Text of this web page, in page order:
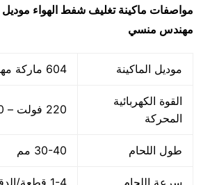
مواصفات ماكينةتغليف شفط الهواء موديل 604
مهندس منسي
موديل الماكينة 604 ماركة مهندس منسي
القوة الكهربائية
المحركة
220 فولت – 50هرتز
طول اللحام 30-40 مم